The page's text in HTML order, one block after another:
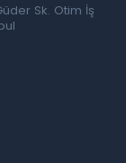
Sk. Otim İş